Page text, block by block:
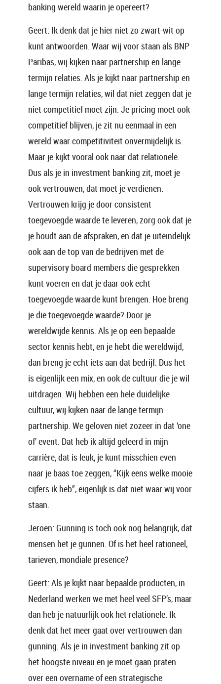
banking wereld waarin je opereert?
Geert: Ik denk dat je hier niet zo zwart-wit op
kunt antwoorden. Waar wij voor staan als BNP
Paribas, wij kijken naar partnership en lange
termijn relaties. Als je kijkt naar partnership en
lange termijn relaties, wil dat niet zeggen dat je
niet competitief moet zijn. Je pricing moet ook
competitief blijven, je zit nu eenmaal in een
wereld waar competitiviteit onvermijdelijk is.
Maar je kijkt vooral ook naar dat relationele.
Dus als je in investment banking zit, moet je
ook vertrouwen, dat moet je verdienen.
Vertrouwen krijg je door consistent
toegevoegde waarde te leveren, zorg ook dat je
je houdt aan de afspraken, en dat je uiteindelijk
ook aan de top van de bedrijven met de
supervisory board members die gesprekken
kunt voeren en dat je daar ook echt
toegevoegde waarde kunt brengen. Hoe breng
je die toegevoegde waarde? Door je
wereldwijde kennis. Als je op een bepaalde
sector kennis hebt, en je hebt die wereldwijd,
dan breng je echt iets aan dat bedrijf. Dus het
is eigenlijk een mix, en ook de cultuur die je wil
uitdragen. Wij hebben een hele duidelijke
cultuur, wij kijken naar de lange termijn
partnership. We geloven niet zozeer in dat ‘one
of’ event. Dat heb ik altijd geleerd in mijn
carrière, dat is leuk, je kunt misschien even
naar je baas toe zeggen, “Kijk eens welke mooie
cijfers ik heb”, eigenlijk is dat niet waar wij voor
staan.
Jeroen: Gunning is toch ook nog belangrijk, dat
mensen het je gunnen. Of is het heel rationeel,
tarieven, mondiale presence?
Geert: Als je kijkt naar bepaalde producten, in
Nederland werken we met heel veel SFP’s, maar
dan heb je natuurlijk ook het relationele. Ik
denk dat het meer gaat over vertrouwen dan
gunning. Als je in investment banking zit op
het hoogste niveau en je moet gaan praten
over een overname of een strategische